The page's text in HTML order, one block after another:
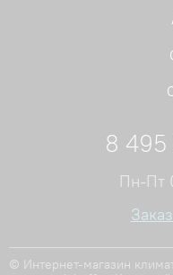
8 495
Пн-Пт
© Интернет-магазин